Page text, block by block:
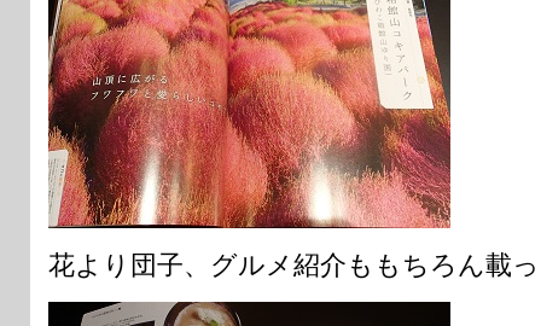
花より団子、グルメ紹介ももちろん載